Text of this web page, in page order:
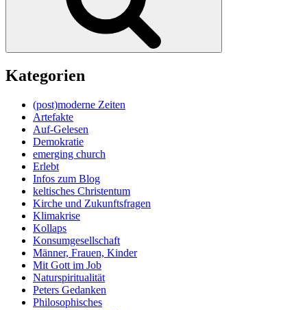
Kategorien
(post)moderne Zeiten
Artefakte
Auf-Gelesen
Demokratie
emerging church
Erlebt
Infos zum Blog
keltisches Christentum
Kirche und Zukunftsfragen
Klimakrise
Kollaps
Konsumgesellschaft
Männer, Frauen, Kinder
Mit Gott im Job
Naturspiritualität
Peters Gedanken
Philosophisches